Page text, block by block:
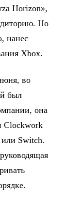
Horizon»,
Но
нанес
Xbox.
во
был
она
Clockwork
Switch.